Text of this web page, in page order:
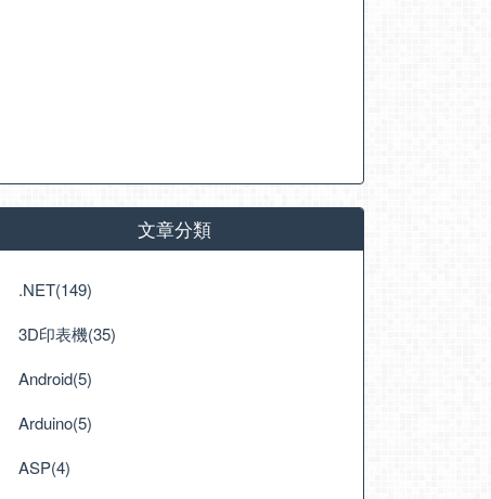
文章分類
.NET(149)
3D印表機(35)
Android(5)
Arduino(5)
ASP(4)